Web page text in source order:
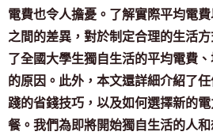
電費也令人擔憂。了解實際平均電
之間的差異，對於制定合理的生活
了全國大學生獨自生活的平均電費
的原因。此外，本文還詳細介紹了
踐的省錢技巧，以及如何選擇新的
餐。我們為即將開始獨自生活的人